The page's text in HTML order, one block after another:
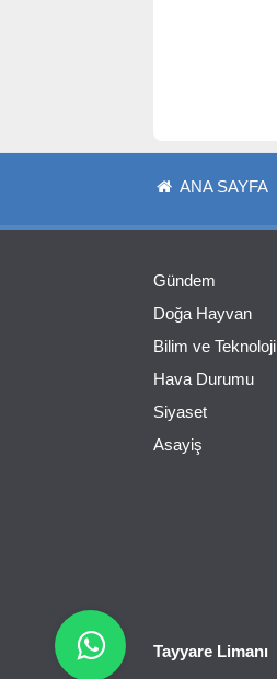
ANA SAYFA
Gündem
Doğa Hayvan
Bilim ve Teknoloji
Hava Durumu
Siyaset
Asayiş
Tayyare Limanı